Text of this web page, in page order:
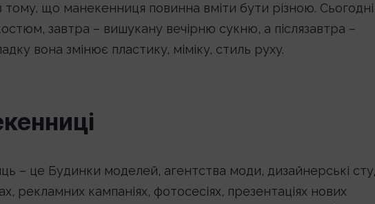
тому, що манекенниця повинна вміти бути різною. Сьогодні
завтра – вишукану вечірню сукню, а післязавтра –
вона змінює пластику, міміку, стиль руху.
– це Будинки моделей, агентства моди, дизайнерські
рекламних кампаніях, фотосесіях, презентаціях нових